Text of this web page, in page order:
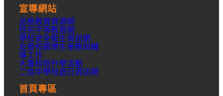
宣導網站
品格教育資源網
性別平等教育網
學校安全衛生資訊網
友善校園學生事務與輔
導工作
大專校院升學活動
二信中學母語日資訊網
首頁專區